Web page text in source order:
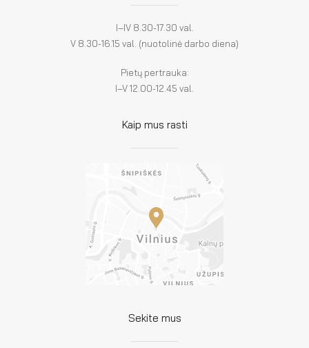
I–IV 8.30-17.30 val.
V 8.30-16.15 val. (nuotolinė darbo diena)
Pietų pertrauka:
I–V 12.00-12.45 val.
Kaip mus rasti
Sekite mus